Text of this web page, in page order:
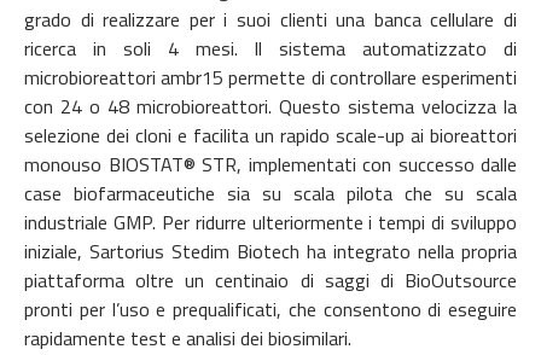
grado di realizzare per i suoi clienti una banca cellulare di
ricerca in soli 4 mesi. Il sistema automatizzato di
microbioreattori ambr15 permette di controllare esperimenti
con 24 o 48 microbioreattori. Questo sistema velocizza la
selezione dei cloni e facilita un rapido scale-up ai bioreattori
monouso BIOSTAT® STR, implementati con successo dalle
case biofarmaceutiche sia su scala pilota che su scala
industriale GMP. Per ridurre ulteriormente i tempi di sviluppo
iniziale, Sartorius Stedim Biotech ha integrato nella propria
piattaforma oltre un centinaio di saggi di BioOutsource
pronti per l’uso e prequalificati, che consentono di eseguire
rapidamente test e analisi dei biosimilari.